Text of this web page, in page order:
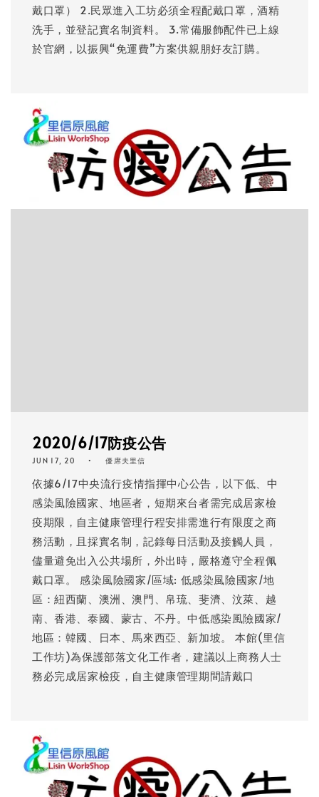
戴口罩） 2.民眾進入工坊必須全程配戴口罩，酒精
洗手，並登記實名制資料。 3.常備服飾配件已上線
於官網，以振興“免運費”方案供親朋好友訂購。
2020/6/17防疫公告
JUN 17, 20 優席夫里信
依據6/17中央流行疫情指揮中心公告，以下低、中
感染風險國家、地區者，短期來台者需完成居家檢
疫期限，自主健康管理行程安排需進行有限度之商
務活動，且採實名制，記錄每日活動及接觸人員，
儘量避免出入公共場所，外出時，嚴格遵守全程佩
戴口罩。 感染風險國家/區域: 低感染風險國家/地
區：紐西蘭、澳洲、澳門、帛琉、斐濟、汶萊、越
南、香港、泰國、蒙古、不丹。中低感染風險國家/
地區：韓國、日本、馬來西亞、新加坡。 本館(里信
工作坊)為保護部落文化工作者，建議以上商務人士
務必完成居家檢疫，自主健康管理期間請戴口